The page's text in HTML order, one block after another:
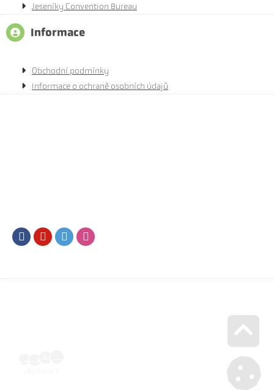
Jeseníky Convention Bureau
Informace
Obchodní podmínky
Informace o ochraně osobních údajů
FacebookYoutubeTwitter
Go